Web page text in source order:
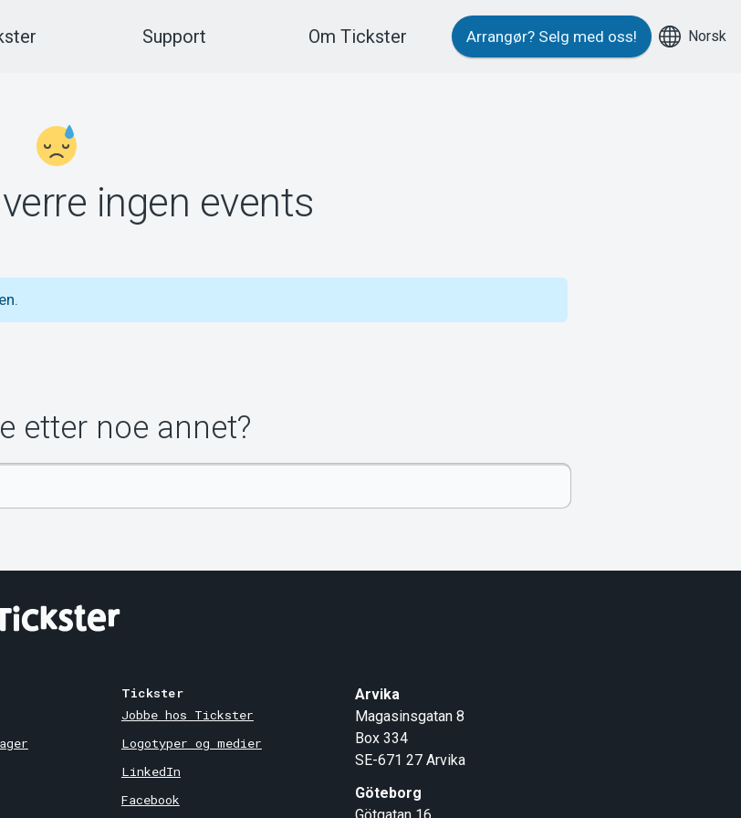
Support Om Tickster Arrangør? Selg med oss! Norsk
ingen events
etter noe annet?
Tickster
Jobbe hos Tickster
Logotyper og medier
LinkedIn
Facebook
Arvika
Magasinsgatan 8
Box 334
SE-671 27 Arvika
Göteborg